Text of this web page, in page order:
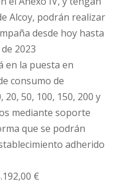
Alcoy, podrán realizar
desde hoy hasta
2023
en la puesta en
consumo de
50, 100, 150, 200 y
mediante soporte
que se podrán
adherido
€